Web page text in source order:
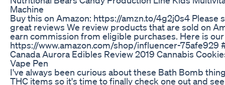
Machine
Buy this on Amazon: https://amzn.to/4g2j0s4 Please
great reviews We review products that are sold on
earn commission from eligible purchases. Here is
https://www.amazon.com/shop/influencer-75afe929
Canada Aurora Edibles Review 2019 Cannabis
Vape Pen
I've always been curious about these Bath Bomb
THC items so it's time to finally check one out and